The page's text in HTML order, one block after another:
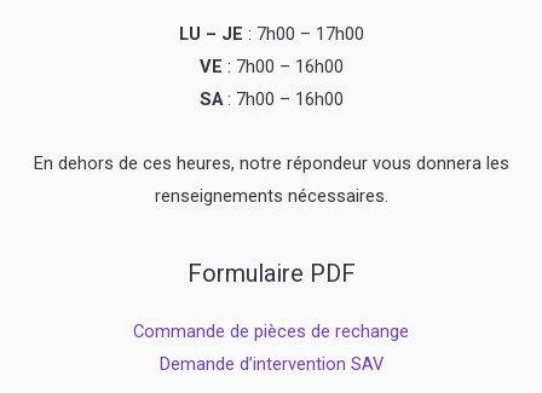
LU – JE : 7h00 – 17h00
VE : 7h00 – 16h00
SA: 7h00 – 16h00
En dehors de ces heures, notre répondeur vous donnera les
renseignements nécessaires.
Formulaire PDF
Commande de pièces de rechange
Demande d’intervention SAV